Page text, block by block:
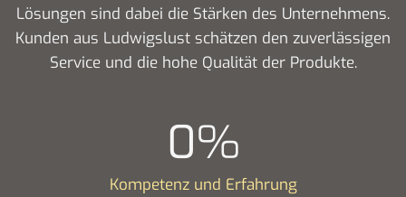
Lösungen sind dabei die Stärken des Unternehmens.
Kunden aus Ludwigslust schätzen den zuverlässigen
Service und die hohe Qualität der Produkte.
0%
Kompetenz und Erfahrung